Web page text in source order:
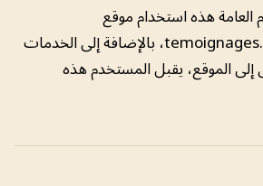
هذه استخدام موقع
temoignages.valtortamaria.org، بالإضافة إلى الخدمات
إلى الموقع، يقبل المستخدم هذه